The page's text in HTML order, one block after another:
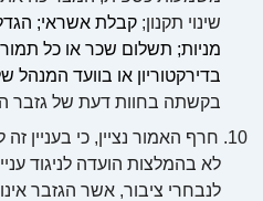
שינוי תקנון; קבלת אשראי;
מניות; תשלום שכר או כל
בדירקטוריון או בוועד המנהל
בקשתה בחוות דעת של גזבר
10. חרף האמור נציין, כי בעניין
לא בהמלצות הועדה לניגוד
לנבחרי ציבור, אשר הגזבר